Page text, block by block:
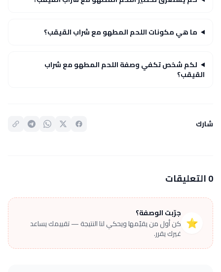
ما هي مكونات اللحم المطهو مع شراب القيقب؟
لكم شخص تكفي وصفة اللحم المطهو مع شراب
القيقب؟
شارك
0 التعليقات
⭐
جرّبت الوصفة؟
كن أول من يقيّمها ويحكي لنا النتيجة — تقييمك يساعد
غيرك يقرر.